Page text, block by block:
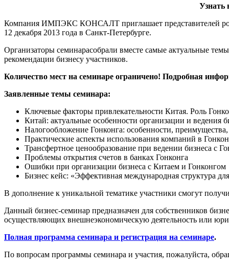
Узнать
Компания ИМПЭКС КОНСАЛТ приглашает представителей
12 декабря 2013 года в Санкт-Петербурге.
Организаторы семинарасобрали вместе самые актуальные
рекомендации бизнесу участников.
Количество мест на семинаре ограничено! Подробная
Заявленные темы семинара:
Ключевые факторы привлекательности Китая. Роль
Китай: актуальные особенности организации и ведения
Налогообложение Гонконга: особенности,
Практические аспекты использования компаний в
Трансфертное ценообразование при ведении бизнеса с
Проблемы открытия счетов в банках Гонконга
Ошибки при организации бизнеса с Китаем и Гонконгом
Бизнес кейс: «Эффективная международная структура
В дополнение к уникальной тематике участники смогут
Данный бизнес-семинар предназначен для собственников
осуществляющих внешнеэкономическую деятельность или
Полная программа семинара и регистрация на семинаре.
По вопросам программы семинара и участия, пожалуйста,